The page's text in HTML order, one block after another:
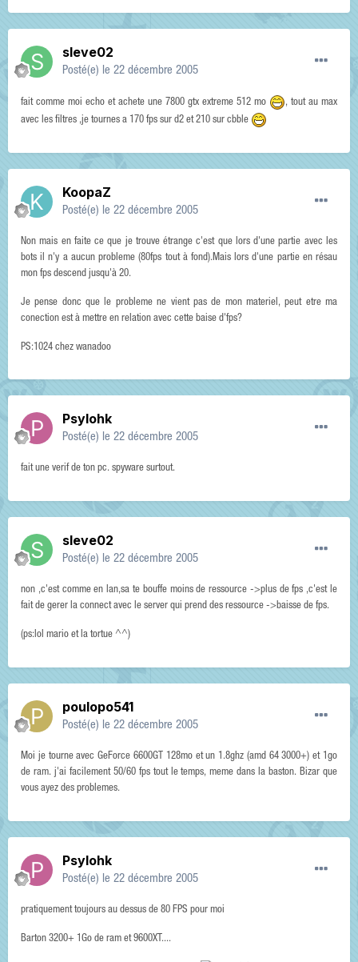
sleve02
Posté(e) le 22 décembre 2005
fait comme moi echo et achete une 7800 gtx extreme 512 mo
, tout au max
avec les filtres ,je tournes a 170 fps sur d2 et 210 sur cbble
KoopaZ
Posté(e) le 22 décembre 2005
Non mais en faite ce que je trouve étrange c'est que lors d'une partie avec les
bots il n'y a aucun probleme (80fps tout à fond).Mais lors d'une partie en résau
mon fps descend jusqu'à 20.
Je pense donc que le probleme ne vient pas de mon materiel, peut etre ma
conection est à mettre en relation avec cette baise d'fps?
PS:1024 chez wanadoo
Psylohk
Posté(e) le 22 décembre 2005
fait une verif de ton pc. spyware surtout.
sleve02
Posté(e) le 22 décembre 2005
non ,c'est comme en lan,sa te bouffe moins de ressource ->plus de fps ,c'est le
fait de gerer la connect avec le server qui prend des ressource ->baisse de fps.
(ps:lol mario et la tortue ^^)
poulopo541
Posté(e) le 22 décembre 2005
Moi je tourne avec GeForce 6600GT 128mo et un 1.8ghz (amd 64 3000+) et 1go
de ram. j'ai facilement 50/60 fps tout le temps, meme dans la baston. Bizar que
vous ayez des problemes.
Psylohk
Posté(e) le 22 décembre 2005
pratiquement toujours au dessus de 80 FPS pour moi
Barton 3200+ 1Go de ram et 9600XT....